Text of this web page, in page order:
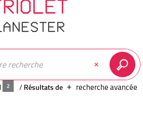
recherche avancée
/ Résultats de